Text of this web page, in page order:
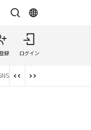
録 ログイン
写真祭2026